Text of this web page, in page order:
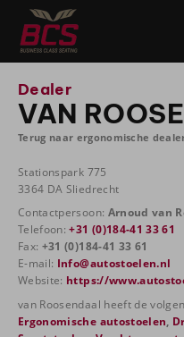
Dealer
VAN
Terug naar ergonomische
Stationspark 775
3364 DA Sliedrecht
Contactpersoon: Arnoud van
Telefoon:+31 (0)184-41 33 61
Fax: +31 (0)184-41 33 61
E-mail: Info@autostoelen.nl
Website: https://
van Roosendaal heeft de
Ergonomische autostoelen